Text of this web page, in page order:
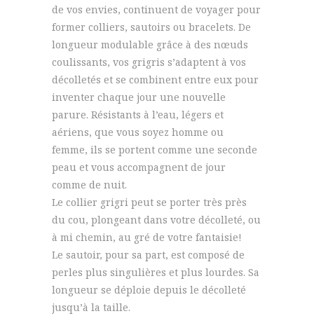
de vos envies, continuent de voyager pour
former colliers, sautoirs ou bracelets. De
longueur modulable grâce à des nœuds
coulissants, vos grigris s’adaptent à vos
décolletés et se combinent entre eux pour
inventer chaque jour une nouvelle
parure. Résistants à l’eau, légers et
aériens, que vous soyez homme ou
femme, ils se portent comme une seconde
peau et vous accompagnent de jour
comme de nuit.
Le collier grigri peut se porter très près
du cou, plongeant dans votre décolleté, ou
à mi chemin, au gré de votre fantaisie!
Le sautoir, pour sa part, est composé de
perles plus singulières et plus lourdes. Sa
longueur se déploie depuis le décolleté
jusqu’à la taille.